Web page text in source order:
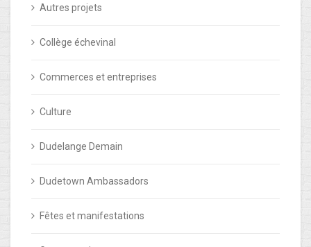
Autres projets
Collège échevinal
Commerces et entreprises
Culture
Dudelange Demain
Dudetown Ambassadors
Fêtes et manifestations